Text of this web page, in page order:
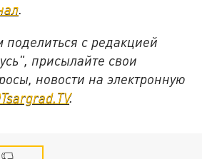
.
поделиться с редакцией
присылайте свои
новости на электронную
.